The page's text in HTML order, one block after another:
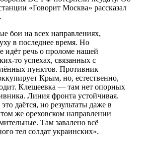
«Говорит Москва» рассказал
бои на всех направлениях,
в последнее время. Но
идёт речь о проломе нашей
то успехах, связанных с
пунктов. Противник
Крым, но, естественно,
Клещеевка — там нет опорных
Линия фронта устойчивая.
даётся, но результаты даже в
же ореховском направлении
Там завалено всё
тел солдат украинских».